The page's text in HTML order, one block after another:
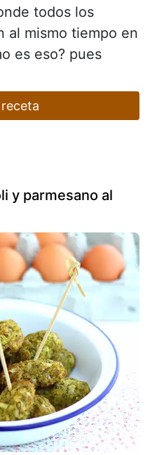
todos los
al mismo tiempo en
es eso? pues
y parmesano al